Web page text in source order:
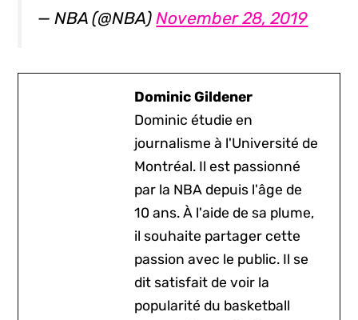
— NBA (@NBA)November 28, 2019
Dominic Gildener
Dominic étudie en
journalisme à l'Université de
Montréal. Il est passionné
par la NBA depuis l'âge de
10 ans. À l'aide de sa plume,
il souhaite partager cette
passion avec le public. Il se
dit satisfait de voir la
popularité du basketball